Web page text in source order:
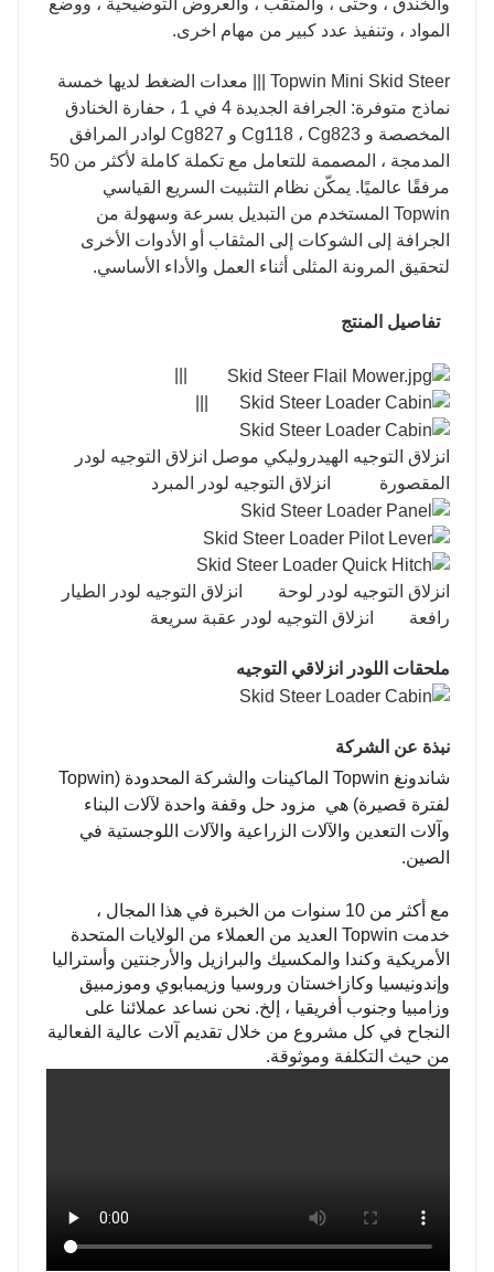
المواد ، وتنفيذ عدد كبير من مهام اخرى.
Topwin Mini Skid Steer ||| معدات الضغط لديها خمسة
نماذج متوفرة: الجرافة الجديدة 4 في 1 ، حفارة الخنادق
المخصصة و Cg118 ، Cg823 و Cg827 لوادر المرافق
المدمجة ، المصممة للتعامل مع تكملة كاملة لأكثر من 50
مرفقًا عالميًا. يمكّن نظام التثبيت السريع القياسي
Topwin المستخدم من التبديل بسرعة وسهولة من
الجرافة إلى الشوكات إلى المثقاب أو الأدوات الأخرى
لتحقيق المرونة المثلى أثناء العمل والأداء الأساسي.
تفاصيل المنتج
انزلاق التوجيه الهيدروليكي موصل انزلاق التوجيه لودر
المقصورة انزلاق التوجيه لودر المبرد
انزلاق التوجيه لودر لوحة انزلاق التوجيه لودر الطيار
رافعة انزلاق التوجيه لودر عقبة سريعة
ملحقات اللودر انزلاقي التوجيه
نبذة عن الشركة
شاندونغ Topwin الماكينات والشركة المحدودة (Topwin
لفترة قصيرة) هي مزود حل وقفة واحدة لآلات البناء
وآلات التعدين والآلات الزراعية والآلات اللوجستية في
الصين.
مع أكثر من 10 سنوات من الخبرة في هذا المجال ،
خدمت Topwin العديد من العملاء من الولايات المتحدة
الأمريكية وكندا والمكسيك والبرازيل والأرجنتين وأستراليا
وإندونيسيا وكازاخستان وروسيا وزيمبابوي وموزمبيق
وزامبيا وجنوب أفريقيا ، إلخ. نحن نساعد عملائنا على
النجاح في كل مشروع من خلال تقديم آلات عالية الفعالية
من حيث التكلفة وموثوقة.